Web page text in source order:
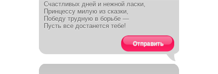
Счастливых дней и нежной ласки,
Принцессу милую из сказки,
Победу трудную в борьбе —
Пусть все достанется тебе!
Отправить